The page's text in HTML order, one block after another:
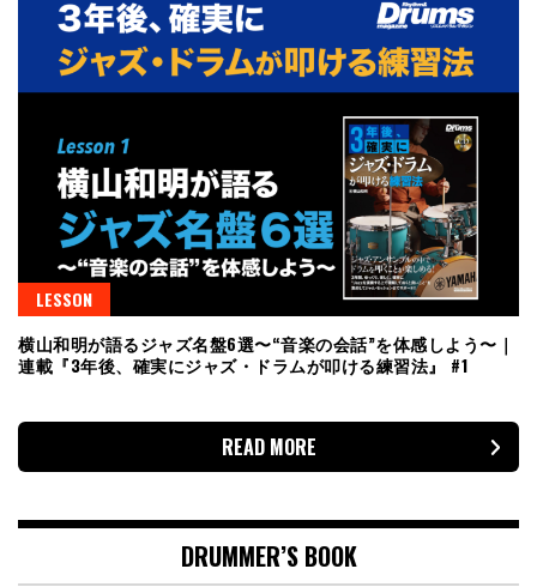
LESSON
横山和明が語るジャズ名盤6選〜“音楽の会話”を体感しよう〜｜
連載『3年後、確実にジャズ・ドラムが叩ける練習法』 #1
READ MORE
DRUMMER’S BOOK